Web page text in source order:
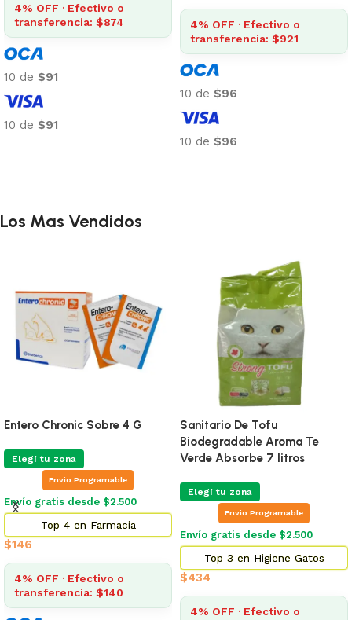
4% OFF · Efectivo o
transferencia: $874
10 de $91
10 de $91
4% OFF · Efectivo o
transferencia: $921
10 de $96
10 de $96
Los Mas Vendidos
Entero Chronic Sobre 4 G
Elegí tu zona
Envio Programable
Envío gratis desde $2.500
Top 4 en Farmacia
$146
4% OFF · Efectivo o
transferencia: $140
Sanitario De Tofu
Biodegradable Aroma Te
Verde Absorbe 7 litros
Elegí tu zona
Envio Programable
Envío gratis desde $2.500
Top 3 en Higiene Gatos
$434
4% OFF · Efectivo o